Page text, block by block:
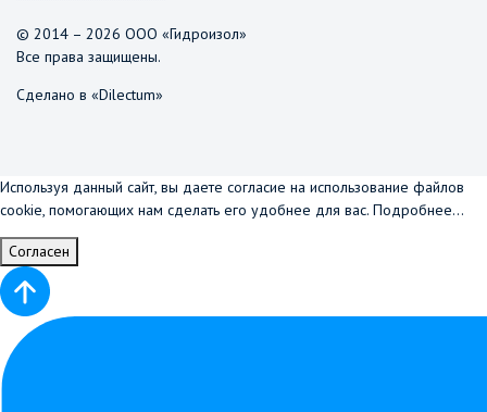
© 2014 – 2026 ООО «Гидроизол»
Все права защищены.
Сделано в «Dilectum»
Используя данный сайт, вы даете согласие на использование файлов
cookie, помогающих нам сделать его удобнее для вас. Подробнее...
Согласен